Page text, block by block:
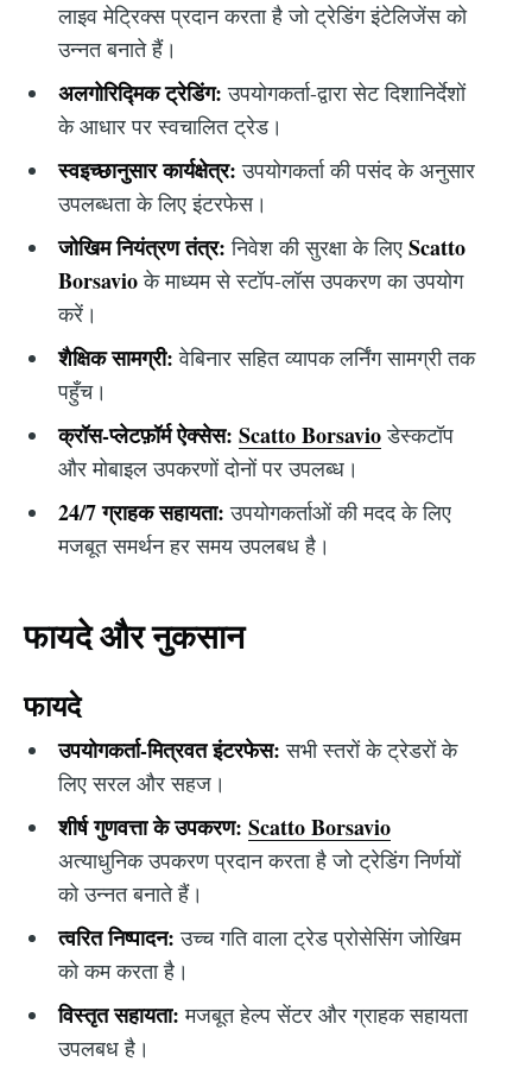
लाइव मेट्रिक्स प्रदान करता है जो ट्रेडिंग इंटेलिजेंस को
उन्नत बनाते हैं।
अलगोरिद्मिक ट्रेडिंग: उपयोगकर्ता-द्वारा सेट दिशानिर्देशों
के आधार पर स्वचालित ट्रेड।
स्वइच्छानुसार कार्यक्षेत्र: उपयोगकर्ता की पसंद के अनुसार
उपलब्धता के लिए इंटरफेस।
जोखिम नियंत्रण तंत्र: निवेश की सुरक्षा के लिए Scatto
Borsavioके माध्यम से स्टॉप-लॉस उपकरण का उपयोग
करें।
शैक्षिक सामग्री: वेबिनार सहित व्यापक लर्निंग सामग्री तक
पहुँच।
क्रॉस-प्लेटफ़ॉर्म ऐक्सेस: Scatto Borsavioडेस्कटॉप
और मोबाइल उपकरणों दोनों पर उपलब्ध।
24/7 ग्राहक सहायता: उपयोगकर्ताओं की मदद के लिए
मजबूत समर्थन हर समय उपलबध है।
फायदे और नुकसान
फायदे
उपयोगकर्ता-मित्रवत इंटरफेस: सभी स्तरों के ट्रेडरों के
लिए सरल और सहज।
शीर्ष गुणवत्ता के उपकरण: Scatto Borsavio
अत्याधुनिक उपकरण प्रदान करता है जो ट्रेडिंग निर्णयों
को उन्नत बनाते हैं।
त्वरित निष्पादन: उच्च गति वाला ट्रेड प्रोसेसिंग जोखिम
को कम करता है।
विस्तृत सहायता: मजबूत हेल्प सेंटर और ग्राहक सहायता
उपलबध है।